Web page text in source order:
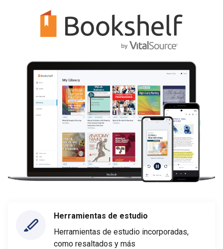
Herramientas de estudio
Herramientas de estudio incorporadas,
como resaltados y más